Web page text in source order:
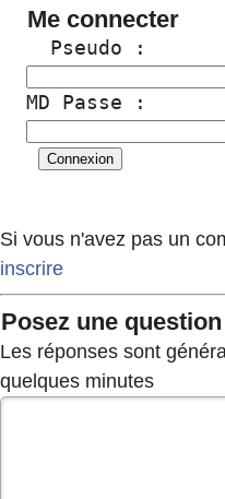
Me connecter
  Pseudo :
MD Passe :
Si vous n'avez pas un
inscrire
Posez une question
Les réponses sont
quelques minutes